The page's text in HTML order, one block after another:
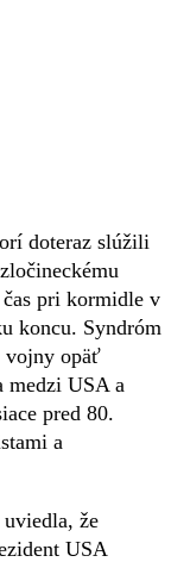
doteraz slúžili
pri kormidle v
koncu. Syndróm
vojny opäť
medzi USA a
pred 80.
a
že
USA